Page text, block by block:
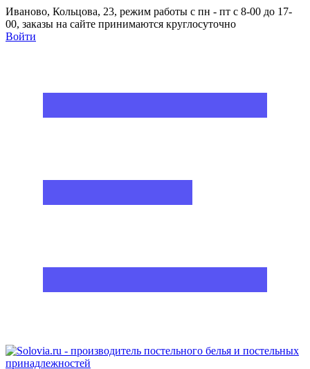
Иваново, Кольцова, 23, режим работы с пн - пт с 8-00 до 17-
00, заказы на сайте принимаются круглосуточно
Войти